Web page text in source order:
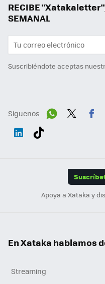
RECIBE "Xatakaletter",
SEMANAL
Suscribiéndote aceptas
Síguenos
Apoya a Xataka y
En Xataka hablamos
Streaming